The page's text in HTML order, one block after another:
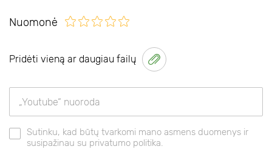
Nuomonė
Pridėti vieną ar daugiau failų
Sutinku, kad būtų tvarkomi mano asmens duomenys ir
susipažinau su privatumo politika.